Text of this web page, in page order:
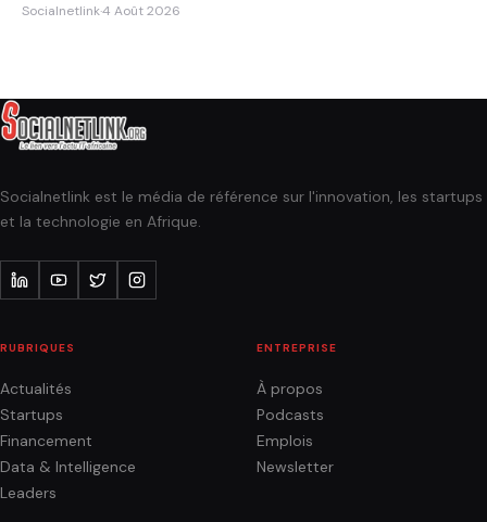
Socialnetlink·4 Août 2026
Socialnetlink est le média de référence sur l'innovation, les startups
et la technologie en Afrique.
RUBRIQUES
Actualités
Startups
Financement
Data & Intelligence
Leaders
ENTREPRISE
À propos
Podcasts
Emplois
Newsletter